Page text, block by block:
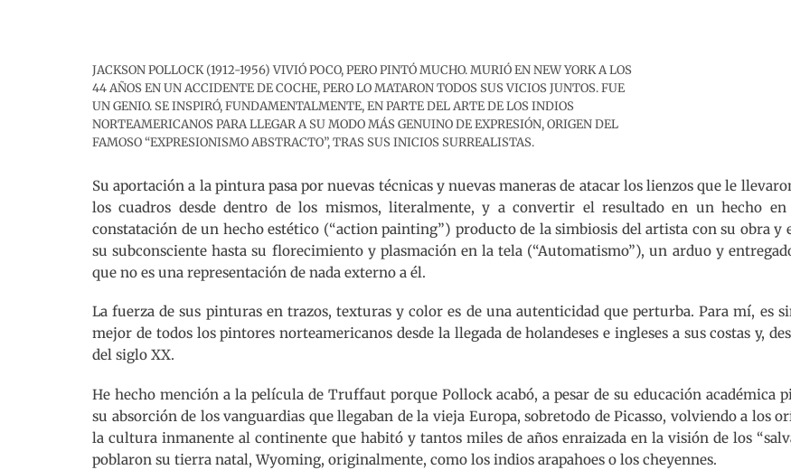
JACKSON POLLOCK (1912-1956) VIVIÓ POCO, PERO PINTÓ MUCHO. MURIÓ EN NEW YORK A LOS
44 AÑOS EN UN ACCIDENTE DE COCHE, PERO LO MATARON TODOS SUS VICIOS JUNTOS. FUE
UN GENIO. SE INSPIRÓ, FUNDAMENTALMENTE, EN PARTE DEL ARTE DE LOS INDIOS
NORTEAMERICANOS PARA LLEGAR A SU MODO MÁS GENUINO DE EXPRESIÓN, ORIGEN DEL
FAMOSO “EXPRESIONISMO ABSTRACTO”, TRAS SUS INICIOS SURREALISTAS.
Su aportación a la pintura pasa por nuevas técnicas y nuevas maneras de atacar los lienzos que le
los cuadros desde dentro de los mismos, literalmente, y a convertir el resultado en un hecho
constatación de un hecho estético (“action painting”) producto de la simbiosis del artista con su obra y
su subconsciente hasta su florecimiento y plasmación en la tela (“Automatismo”), un arduo y
que no es una representación de nada externo a él.
La fuerza de sus pinturas en trazos, texturas y color es de una autenticidad que perturba. Para mí, es
mejor de todos los pintores norteamericanos desde la llegada de holandeses e ingleses a sus costas y,
del siglo XX.
He hecho mención a la película de Truffaut porque Pollock acabó, a pesar de su educación académica
su absorción de los vanguardias que llegaban de la vieja Europa, sobretodo de Picasso, volviendo a los
la cultura inmanente al continente que habitó y tantos miles de años enraizada en la visión de los
poblaron su tierra natal, Wyoming, originalmente, como los indios arapahoes o los cheyennes.